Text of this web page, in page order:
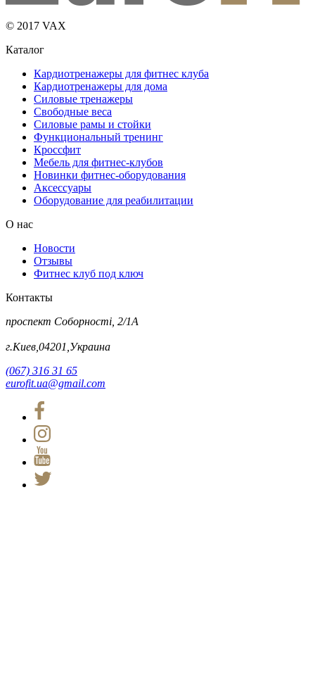
© 2017 VAX
Каталог
Кардиотренажеры для фитнес клуба
Кардиотренажеры для дома
Силовые тренажеры
Свободные веса
Силовые рамы и стойки
Функциональный тренинг
Кроссфит
Мебель для фитнес-клубов
Новинки фитнес-оборудования
Аксессуары
Оборудование для реабилитации
О нас
Новости
Отзывы
Фитнес клуб под ключ
Контакты
проспект Соборності, 2/1А
г.Киев,04201,Украина
(067) 316 31 65
eurofit.ua@gmail.com